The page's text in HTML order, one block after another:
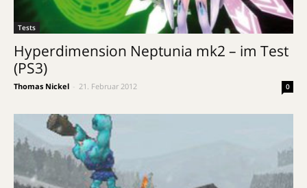
Tests
Hyperdimension Neptunia mk2 – im Test
(PS3)
Thomas Nickel 21. Februar 2012 0